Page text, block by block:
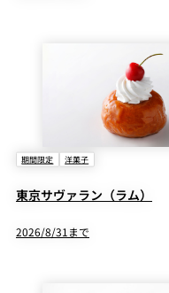
期間限定 洋菓子
東京サヴァラン（ラム）
2026/8/31まで